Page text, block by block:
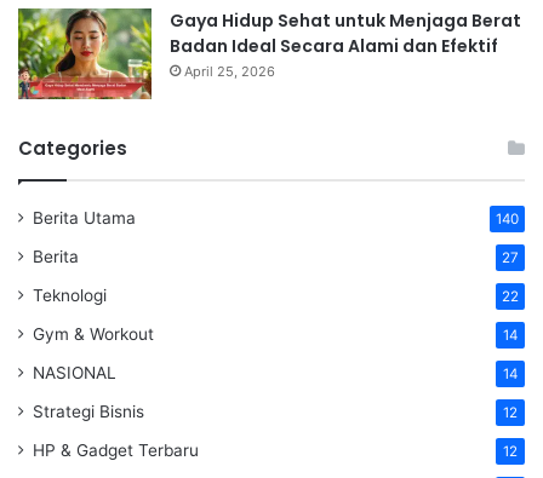
Gaya Hidup Sehat untuk Menjaga Berat
Badan Ideal Secara Alami dan Efektif
April 25, 2026
Categories
Berita Utama 140
Berita 27
Teknologi 22
Gym & Workout 14
NASIONAL 14
Strategi Bisnis 12
HP & Gadget Terbaru 12